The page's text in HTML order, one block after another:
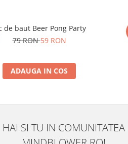
de baut Beer Pong Party
79 RON59 RON
ADAUGA IN COS
HAI SI TU IN COMUNITATEA